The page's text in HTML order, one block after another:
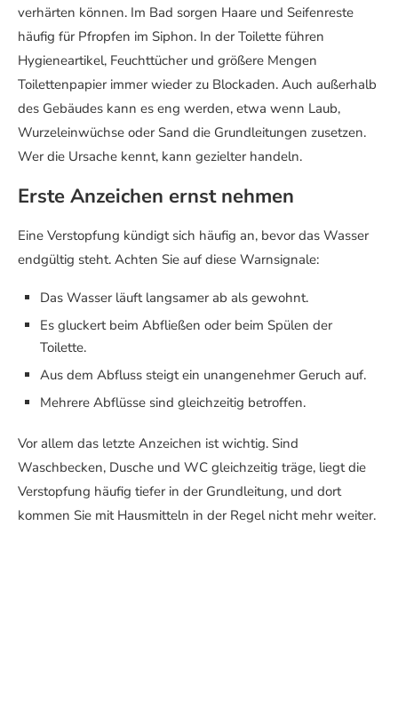
verhärten können. Im Bad sorgen Haare und Seifenreste
häufig für Pfropfen im Siphon. In der Toilette führen
Hygieneartikel, Feuchttücher und größere Mengen
Toilettenpapier immer wieder zu Blockaden. Auch außerhalb
des Gebäudes kann es eng werden, etwa wenn Laub,
Wurzeleinwüchse oder Sand die Grundleitungen zusetzen.
Wer die Ursache kennt, kann gezielter handeln.
Erste Anzeichen ernst nehmen
Eine Verstopfung kündigt sich häufig an, bevor das Wasser
endgültig steht. Achten Sie auf diese Warnsignale:
Das Wasser läuft langsamer ab als gewohnt.
Es gluckert beim Abfließen oder beim Spülen der
Toilette.
Aus dem Abfluss steigt ein unangenehmer Geruch auf.
Mehrere Abflüsse sind gleichzeitig betroffen.
Vor allem das letzte Anzeichen ist wichtig. Sind
Waschbecken, Dusche und WC gleichzeitig träge, liegt die
Verstopfung häufig tiefer in der Grundleitung, und dort
kommen Sie mit Hausmitteln in der Regel nicht mehr weiter.